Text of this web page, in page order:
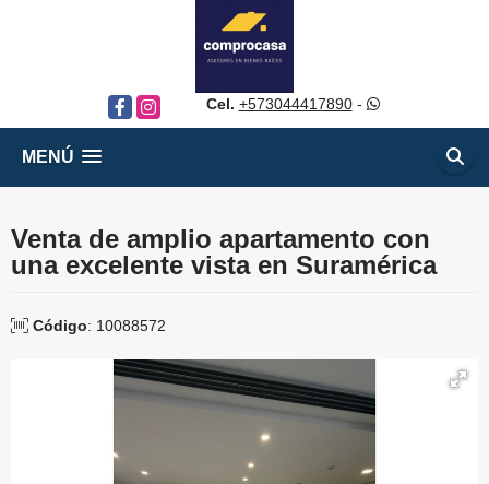
FacebookInstagram Cel. +573044417890-
MENÚ
Venta de amplio apartamento con
una excelente vista en Suramérica
Código: 10088572